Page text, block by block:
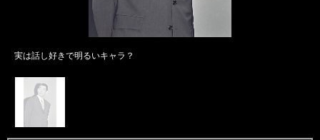
実は話し好きで明るいキャラ？